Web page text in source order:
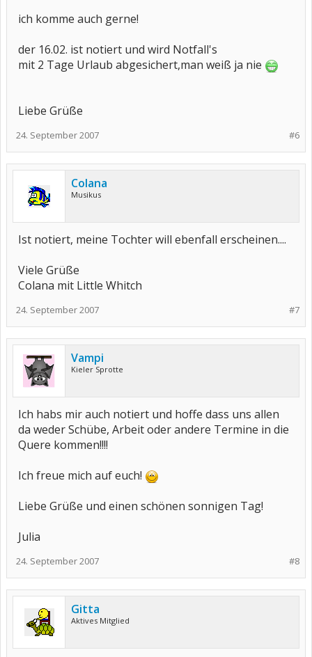
ich komme auch gerne!
der 16.02. ist notiert und wird Notfall's
mit 2 Tage Urlaub abgesichert,man weiß ja nie
Liebe Grüße
#6
24. September 2007
Colana
Musikus
Ist notiert, meine Tochter will ebenfall erscheinen....
Viele Grüße
Colana mit Little Whitch
#7
24. September 2007
Vampi
Kieler Sprotte
Ich habs mir auch notiert und hoffe dass uns allen
da weder Schübe, Arbeit oder andere Termine in die
Quere kommen!!!!
Ich freue mich auf euch!
Liebe Grüße und einen schönen sonnigen Tag!
Julia
#8
24. September 2007
Gitta
Aktives Mitglied